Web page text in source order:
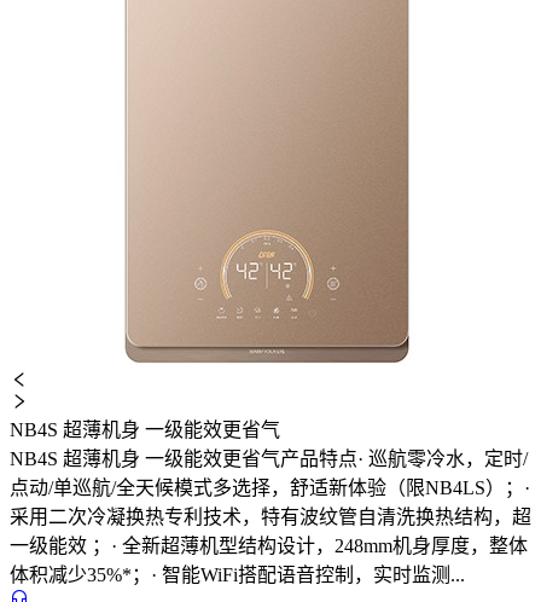
NB4S 超薄机身 一级能效更省气
NB4S 超薄机身 一级能效更省气产品特点· 巡航零冷水，定时/
点动/单巡航/全天候模式多选择，舒适新体验（限NB4LS）；·
采用二次冷凝换热专利技术，特有波纹管自清洗换热结构，超
一级能效 ；· 全新超薄机型结构设计，248mm机身厚度，整体
体积减少35%*；· 智能WiFi搭配语音控制，实时监测...